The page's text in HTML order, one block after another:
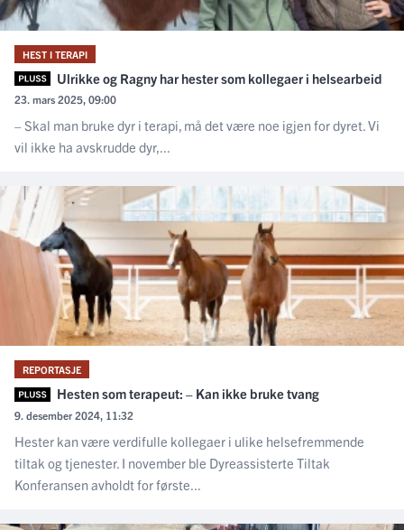
HEST I TERAPI
Ulrikke og Ragny har hester som kollegaer i helsearbeid
23. mars 2025, 09:00
– Skal man bruke dyr i terapi, må det være noe igjen for dyret. Vi
vil ikke ha avskrudde dyr,...
REPORTASJE
Hesten som terapeut: – Kan ikke bruke tvang
9. desember 2024, 11:32
Hester kan være verdifulle kollegaer i ulike helsefremmende
tiltak og tjenester. I november ble Dyreassisterte Tiltak
Konferansen avholdt for første...